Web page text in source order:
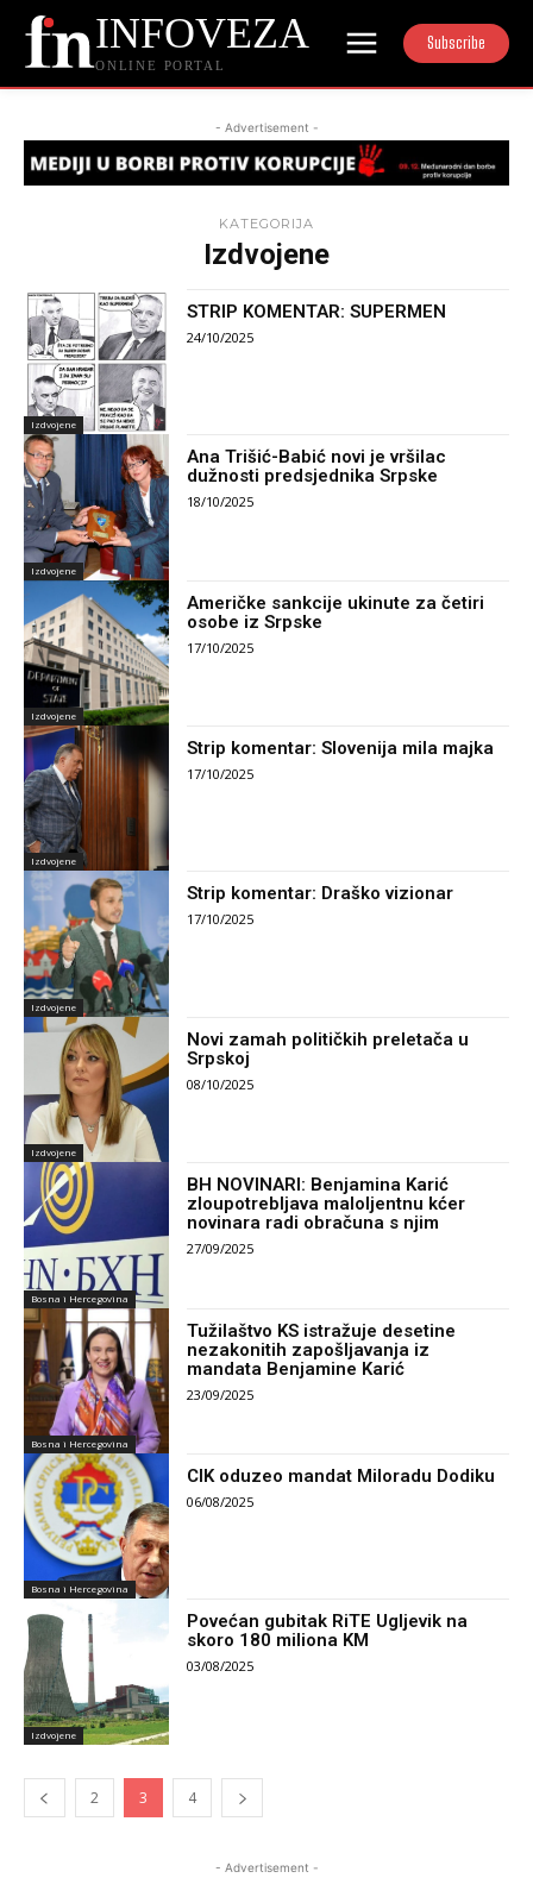
INFOVEZA
ONLINE PORTAL
Subscribe
- Advertisement -
KATEGORIJA
Izdvojene
Izdvojene
STRIP KOMENTAR: SUPERMEN
24/10/2025
Izdvojene
Ana Trišić-Babić novi je vršilac
dužnosti predsjednika Srpske
18/10/2025
Izdvojene
Američke sankcije ukinute za četiri
osobe iz Srpske
17/10/2025
Izdvojene
Strip komentar: Slovenija mila majka
17/10/2025
Izdvojene
Strip komentar: Draško vizionar
17/10/2025
Izdvojene
Novi zamah političkih preletača u
Srpskoj
08/10/2025
Bosna i Hercegovina
BH NOVINARI: Benjamina Karić
zloupotrebljava maloljentnu kćer
novinara radi obračuna s njim
27/09/2025
Bosna i Hercegovina
Tužilaštvo KS istražuje desetine
nezakonitih zapošljavanja iz
mandata Benjamine Karić
23/09/2025
Bosna i Hercegovina
CIK oduzeo mandat Miloradu Dodiku
06/08/2025
Izdvojene
Povećan gubitak RiTE Ugljevik na
skoro 180 miliona KM
03/08/2025
2 3 4
- Advertisement -